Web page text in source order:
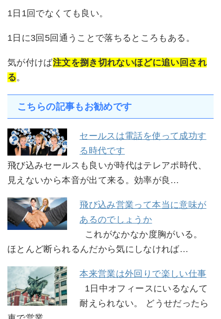
1日1回でなくても良い。
1日に3回5回通うことで落ちるところもある。
気が付けば注文を捌き切れないほどに追い回され
る。
こちらの記事もお勧めです
セールスは電話を使って成功す
る時代です
飛び込みセールスも良いが時代はテレアポ時代、
見えないから本音が出て来る。効率が良…
飛び込み営業って本当に意味が
あるのでしょうか
これがなかなか度胸がいる。
ほとんど断られるんだから気にしなければ…
本来営業は外回りで楽しい仕事
1日中オフィースにいるなんて
耐えられない。 どうせだったら